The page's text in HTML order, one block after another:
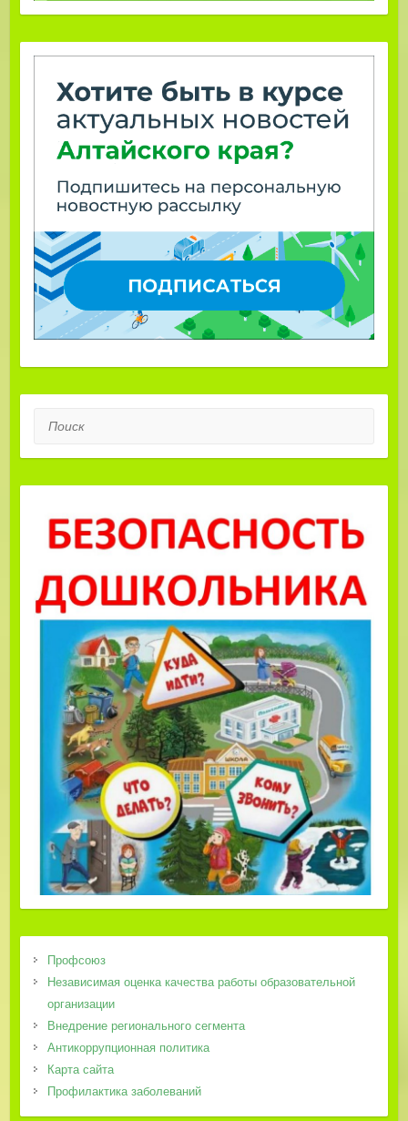
Поиск
Профсоюз
Независимая оценка качества работы образовательной
организации
Внедрение регионального сегмента
Антикоррупционная политика
Карта сайта
Профилактика заболеваний